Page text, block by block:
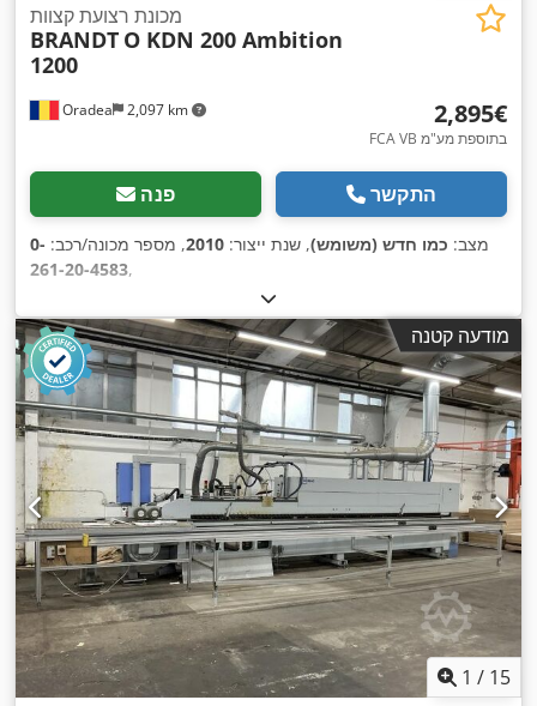
Oradea 2,097 km
מכונת רצועת קצוות
BRANDT O KDN 200 Ambition
1200
‏2,895 ‏€
FCA VB בתוספת מע"מ
פנה התקשר
מצב: כמו חדש (משומש), שנת ייצור: 2010, מספר מכונה/רכב: 0-
261-20-4583,
מודעה קטנה
1 / 15